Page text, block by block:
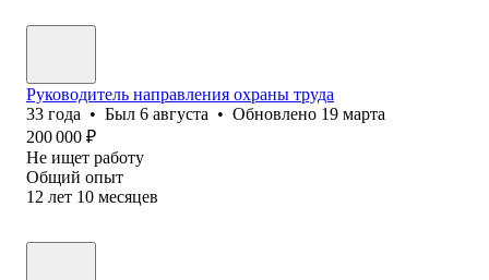
Руководитель направления охраны труда
33 года • Был 6 августа • Обновлено 19 марта
200 000 ₽
Не ищет работу
Общий опыт
12 лет 10 месяцев